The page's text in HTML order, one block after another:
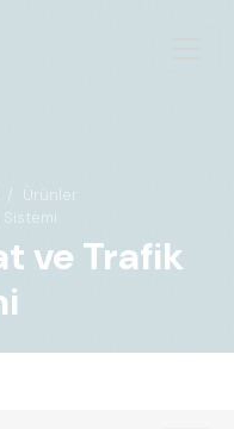
Ürünler
Sistemi
ve Trafik